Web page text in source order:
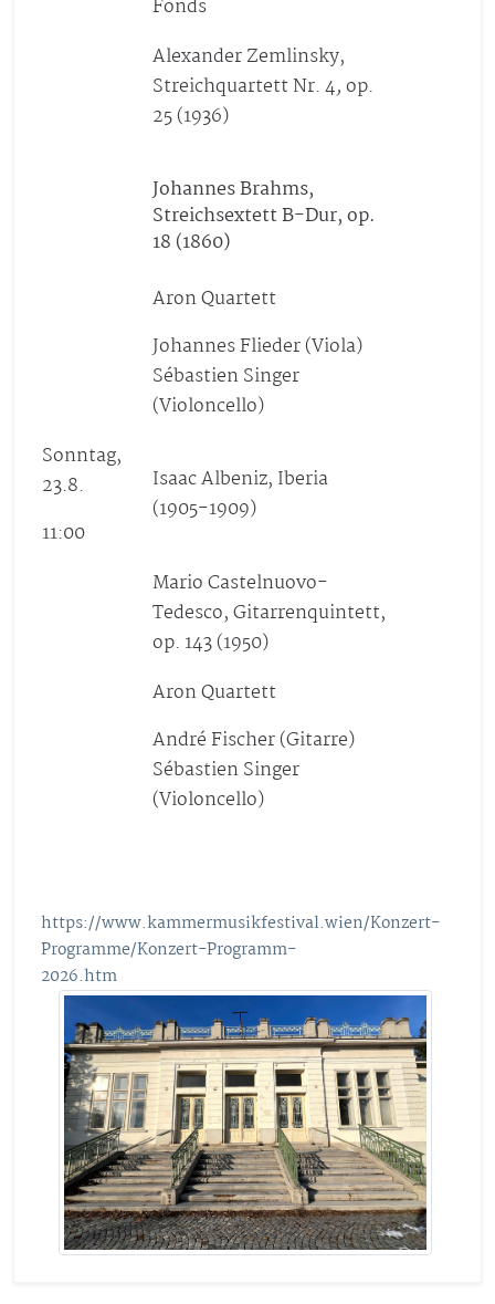
Fonds
Alexander Zemlinsky,
Streichquartett Nr. 4,op.
25 (1936)
Johannes Brahms,
Streichsextett B-Dur, op.
18 (1860)
Aron Quartett
Johannes Flieder (Viola)
Sébastien Singer
(Violoncello)
Sonntag,
23.8.
11:00
Isaac Albeniz, Iberia
(1905-1909)
Mario Castelnuovo-
Tedesco, Gitarrenquintett,
op. 143 (1950)
Aron Quartett
André Fischer (Gitarre)
Sébastien Singer
(Violoncello)
https://www.kammermusikfestival.wien/Konzert-
Programme/Konzert-Programm-
2026.htm